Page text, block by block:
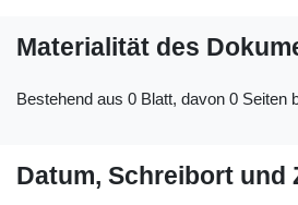
Materialität des
Bestehend aus 0 Blatt, davon 0 Seiten
Datum, Schreibort und